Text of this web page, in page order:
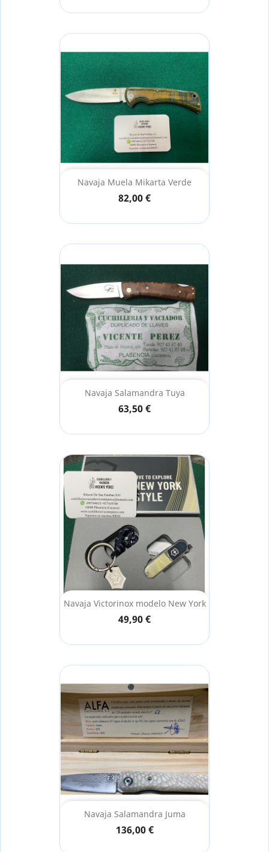
Navaja Muela Mikarta Verde
82,00 €
Navaja Salamandra Tuya
63,50 €
Navaja Victorinox modelo New York
49,90 €
Navaja Salamandra Juma
136,00 €